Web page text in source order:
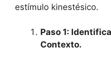
estímulo kinestésico.
Paso 1:
Contexto.